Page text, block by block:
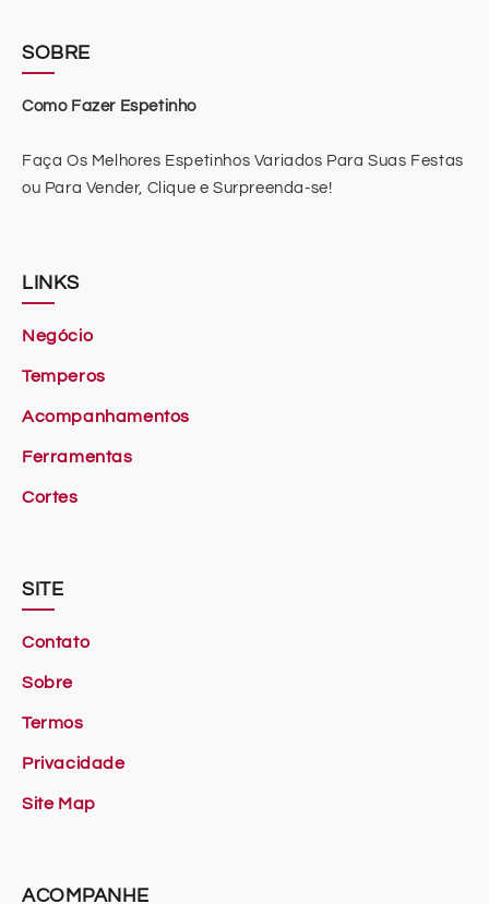
SOBRE
Como Fazer Espetinho
Faça Os Melhores Espetinhos Variados Para Suas Festas
ou Para Vender, Clique e Surpreenda-se!
LINKS
Negócio
Temperos
Acompanhamentos
Ferramentas
Cortes
SITE
Contato
Sobre
Termos
Privacidade
Site Map
ACOMPANHE